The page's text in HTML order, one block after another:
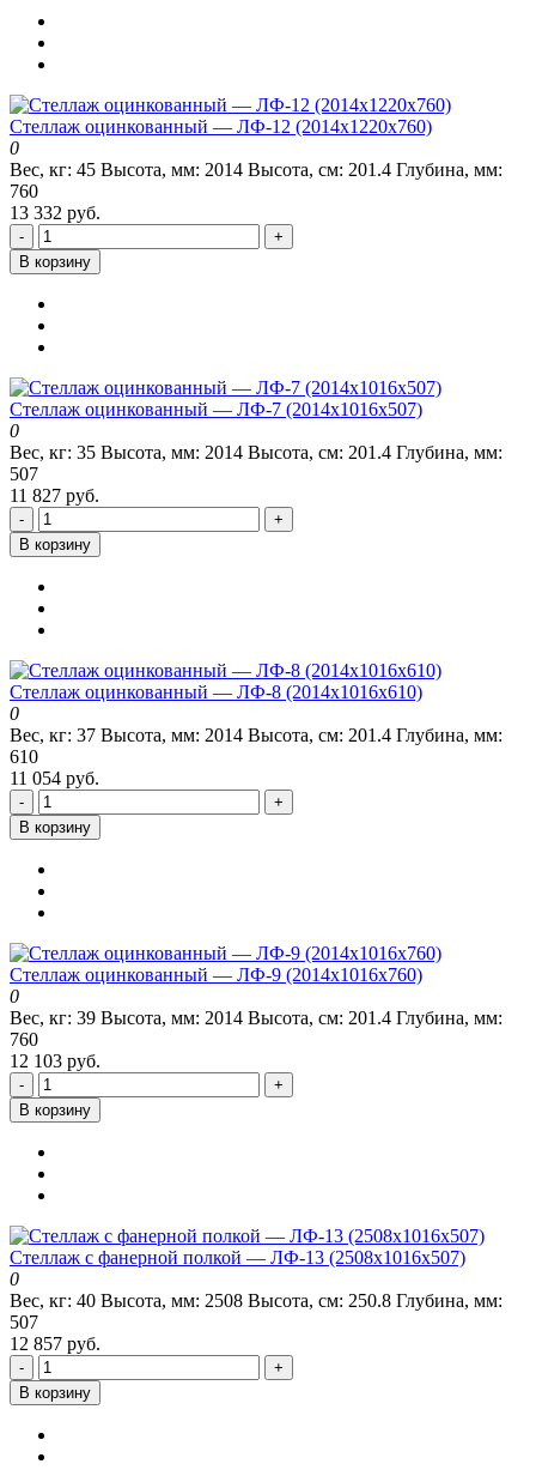
Стеллаж оцинкованный — ЛФ-12 (2014х1220х760)
0
Вес, кг: 45 Высота, мм: 2014 Высота, см: 201.4 Глубина, мм:
760
13 332 руб.
-
+
В корзину
Стеллаж оцинкованный — ЛФ-7 (2014х1016х507)
0
Вес, кг: 35 Высота, мм: 2014 Высота, см: 201.4 Глубина, мм:
507
11 827 руб.
-
+
В корзину
Стеллаж оцинкованный — ЛФ-8 (2014х1016х610)
0
Вес, кг: 37 Высота, мм: 2014 Высота, см: 201.4 Глубина, мм:
610
11 054 руб.
-
+
В корзину
Стеллаж оцинкованный — ЛФ-9 (2014х1016х760)
0
Вес, кг: 39 Высота, мм: 2014 Высота, см: 201.4 Глубина, мм:
760
12 103 руб.
-
+
В корзину
Стеллаж с фанерной полкой — ЛФ-13 (2508х1016х507)
0
Вес, кг: 40 Высота, мм: 2508 Высота, см: 250.8 Глубина, мм:
507
12 857 руб.
-
+
В корзину